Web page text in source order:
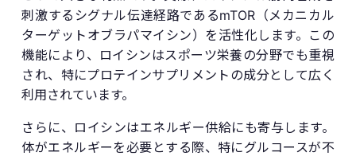
刺激するシグナル伝達経路であるmTOR（メカニカル
ターゲットオブラパマイシン）を活性化します。この
機能により、ロイシンはスポーツ栄養の分野でも重視
され、特にプロテインサプリメントの成分として広く
利用されています。
さらに、ロイシンはエネルギー供給にも寄与します。
体がエネルギーを必要とする際、特にグルコースが不